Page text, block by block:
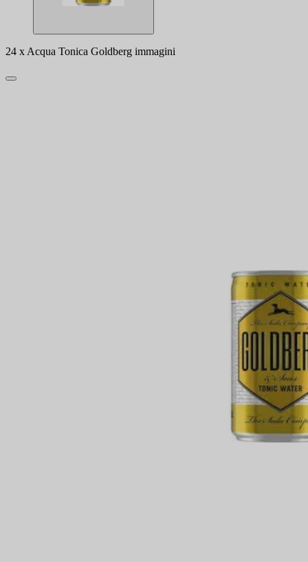
24 x Acqua Tonica Goldberg immagini